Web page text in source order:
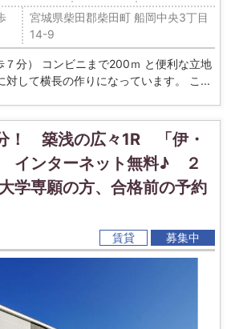
宮城県柴田郡柴田町 船岡中央3丁目
14-9
分） コンビニまで200ｍ と便利な立地
対して横長の作りになっています。 こ...
！ 築浅の広々1R 「伊・
インターネット無料♪ ２
学専願の方、合格前の予約
賃貸 募集中